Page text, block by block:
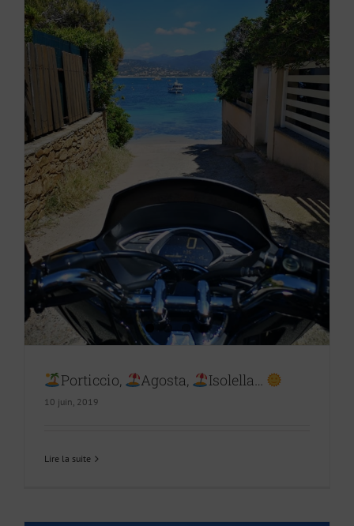
Porticcio, Agosta, Isolella…
10 juin, 2019
Lire la suite